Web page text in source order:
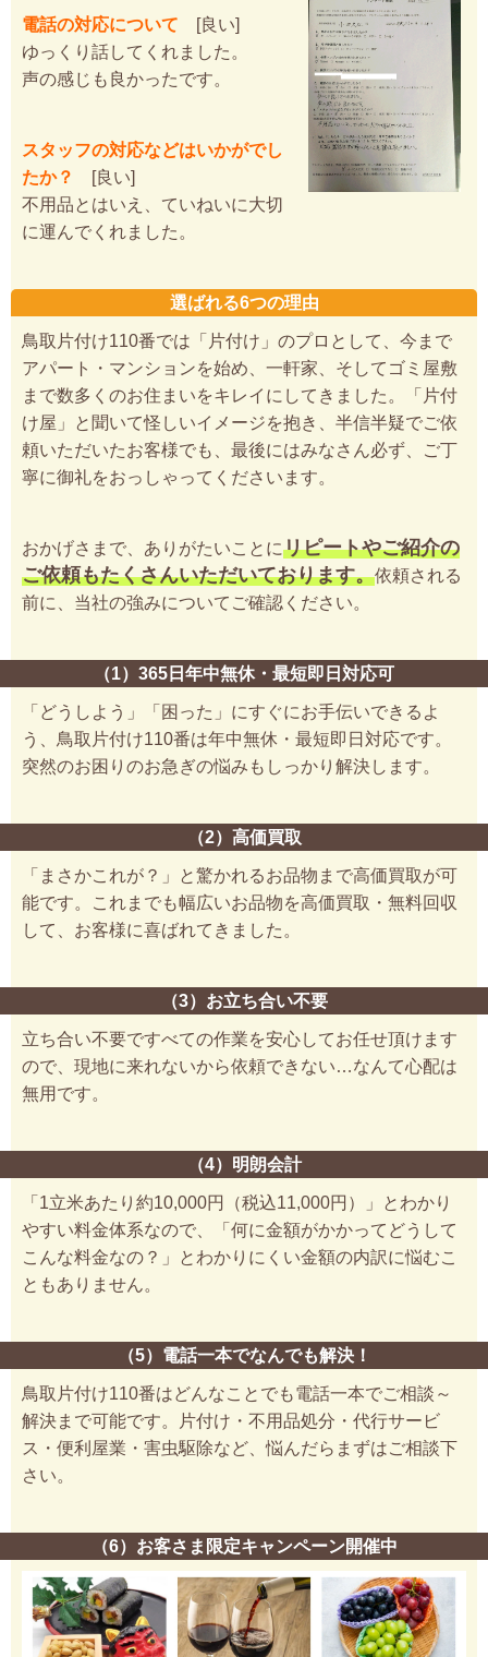
電話の対応について [良い]
ゆっくり話してくれました。
声の感じも良かったです。
スタッフの対応などはいかがでし
たか？
[良い]
不用品とはいえ、ていねいに大切
に運んでくれました。
選ばれる6つの理由
鳥取片付け110番では「片付け」のプロとして、今まで
アパート・マンションを始め、一軒家、そしてゴミ屋敷
まで数多くのお住まいをキレイにしてきました。「片付
け屋」と聞いて怪しいイメージを抱き、半信半疑でご依
頼いただいたお客様でも、最後にはみなさん必ず、ご丁
寧に御礼をおっしゃってくださいます。
おかげさまで、ありがたいことにリピートやご紹介の
ご依頼もたくさんいただいております。依頼される
前に、当社の強みについてご確認ください。
（1）365日年中無休・最短即日対応可
「どうしよう」「困った」にすぐにお手伝いできるよ
う、鳥取片付け110番は年中無休・最短即日対応です。
突然のお困りのお急ぎの悩みもしっかり解決します。
（2）高価買取
「まさかこれが？」と驚かれるお品物まで高価買取が可
能です。これまでも幅広いお品物を高価買取・無料回収
して、お客様に喜ばれてきました。
（3）お立ち合い不要
立ち合い不要ですべての作業を安心してお任せ頂けます
ので、現地に来れないから依頼できない…なんて心配は
無用です。
（4）明朗会計
「1立米あたり約10,000円（税込11,000円）」とわかり
やすい料金体系なので、「何に金額がかかってどうして
こんな料金なの？」とわかりにくい金額の内訳に悩むこ
ともありません。
（5）電話一本でなんでも解決！
鳥取片付け110番はどんなことでも電話一本でご相談～
解決まで可能です。片付け・不用品処分・代行サービ
ス・便利屋業・害虫駆除など、悩んだらまずはご相談下
さい。
（6）お客さま限定キャンペーン開催中